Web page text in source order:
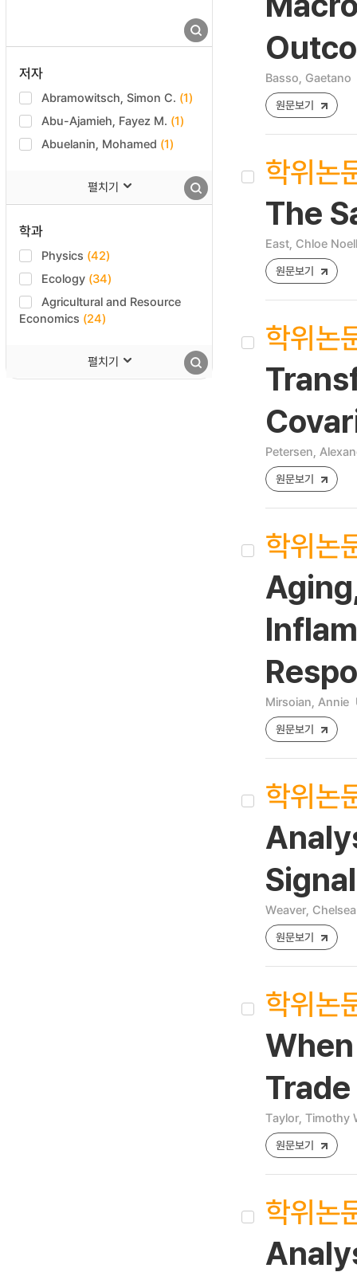
저자
Abramowitsch, Simon C. (1)
Abu-Ajamieh, Fayez M. (1)
Abuelanin, Mohamed (1)
펼치기
학과
Physics (42)
Ecology (34)
Agricultural and Resource
Economics (24)
펼치기
Basso, Gaetano
원문보기
학위논
The
East, Chloe
원문보기
학위논
Petersen,
원문보기
학위논
Mirsoian, Annie
원문보기
학위논
Weaver,
원문보기
학위논
Taylor, Timothy
원문보기
학위논